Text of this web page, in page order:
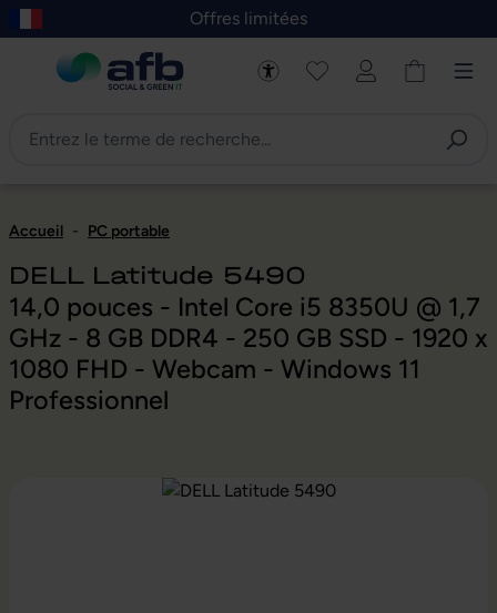
au contenu principal
Skip to B2B platform navigation
Offres limitées
Accueil - PC portable
DELL Latitude 5490
14,0 pouces - Intel Core i5 8350U @ 1,7
GHz - 8 GB DDR4 - 250 GB SSD - 1920 x
1080 FHD - Webcam - Windows 11
Professionnel
Ignorer la galerie d'images